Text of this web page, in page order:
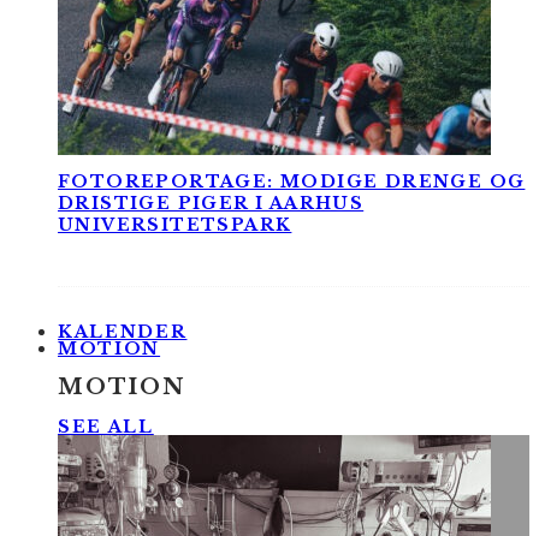
FOTOREPORTAGE: MODIGE DRENGE OG
DRISTIGE PIGER I AARHUS
UNIVERSITETSPARK
KALENDER
MOTION
MOTION
SEE ALL